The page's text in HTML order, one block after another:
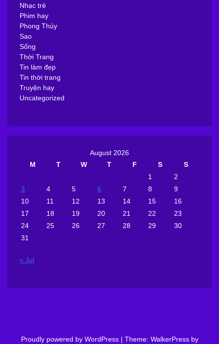
Nhạc trẻ
Phim hay
Phong Thủy
Sao
Sống
Thời Trang
Tin làm đẹp
Tin thời trang
Truyện hay
Uncategorized
August 2026
M
T W T F S
S
1
2
3
4 5 6 7 8
9
10
11 12 13 14 15
16
17
18 19 20 21 22
23
24
25 26 27 28 29
30
31
« Jul
Proudly powered by WordPress | Theme: WalkerPress by